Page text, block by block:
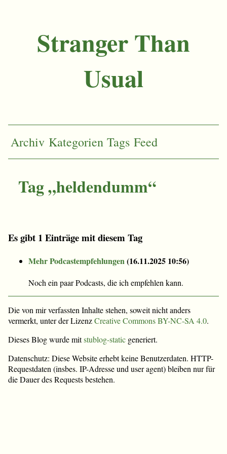
Stranger Than
Usual
Archiv Kategorien Tags Feed
Tag „heldendumm“
Es gibt 1 Einträge mit diesem Tag
Mehr Podcastempfehlungen(16.11.2025 10:56)
Noch ein paar Podcasts, die ich empfehlen kann.
Die von mir verfassten Inhalte stehen, soweit nicht anders
vermerkt, unter der LizenzCreative Commons BY-NC-SA 4.0.
Dieses Blog wurde mitstublog-static generiert.
Datenschutz: Diese Website erhebt keine Benutzerdaten. HTTP-
Requestdaten (insbes. IP-Adresse und user agent) bleiben nur für
die Dauer des Requests bestehen.